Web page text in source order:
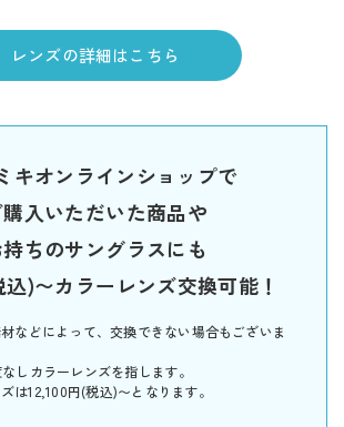
レンズの詳細はこちら
キオンラインショップで
購入いただいた商品や
持ちのサングラスにも
込)〜カラーレンズ交換可能！
などによって、交換できない場合もございま
しカラーレンズを指します。
は12,100円(税込)〜となります。